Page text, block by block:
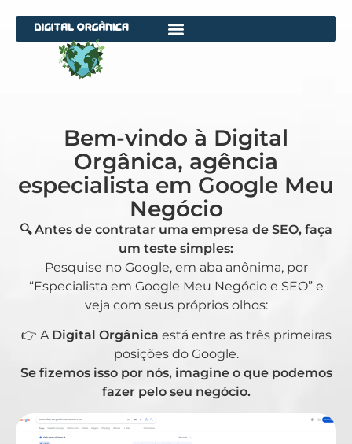
Bem-vindo à Digital
Orgânica, agência
especialista em Google Meu
Negócio
🔍 Antes de contratar uma empresa de SEO, faça
um teste simples:
Pesquise no Google, em aba anônima, por
“Especialista em Google Meu Negócio e SEO” e
veja com seus próprios olhos:
👉 A Digital Orgânica está entre as três primeiras
posições do Google.
Se fizemos isso por nós, imagine o que podemos
fazer pelo seu negócio.